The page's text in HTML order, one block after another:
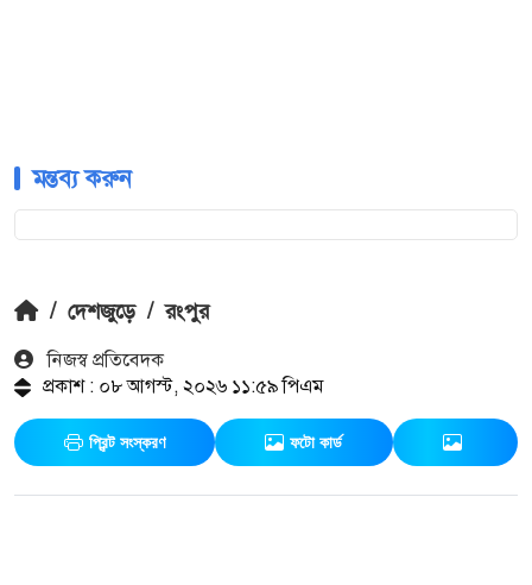
মন্তব্য করুন
/ দেশজুড়ে / রংপুর
নিজস্ব প্রতিবেদক
প্রকাশ : ০৮ আগস্ট, ২০২৬ ১১:৫৯ পিএম
প্রিন্ট সংস্করণ ফটো কার্ড